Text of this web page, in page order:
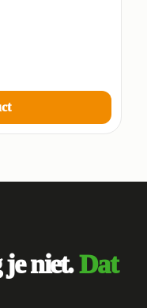
je niet.Dat